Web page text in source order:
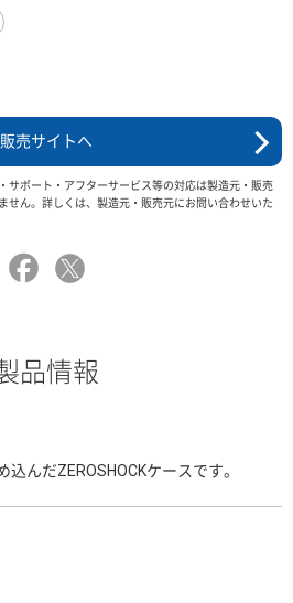
販売サイトへ
サポート・アフターサービス等の対応は製造元・販売
せん。詳しくは、製造元・販売元にお問い合わせいた
品情報
んだZEROSHOCKケースです。